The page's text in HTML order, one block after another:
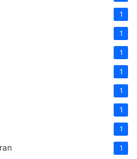
1
1
1
1
1
1
1
1